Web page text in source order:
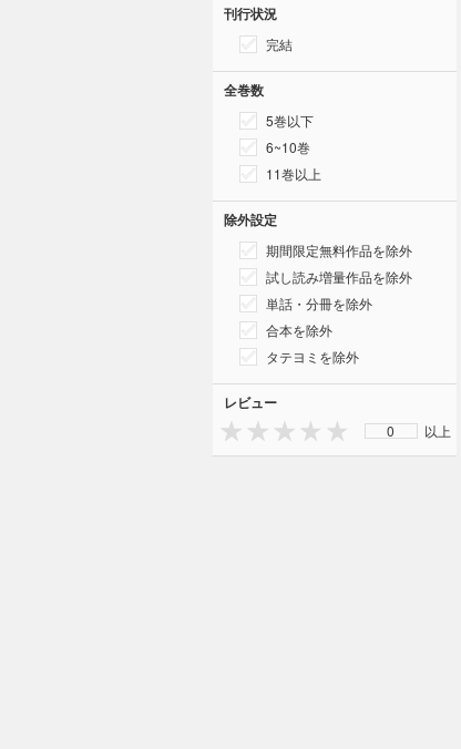
刊行状況
完結
全巻数
5巻以下
6~10巻
11巻以上
除外設定
期間限定無料作品を除外
試し読み増量作品を除外
単話・分冊を除外
合本を除外
タテヨミを除外
レビュー
0 以上